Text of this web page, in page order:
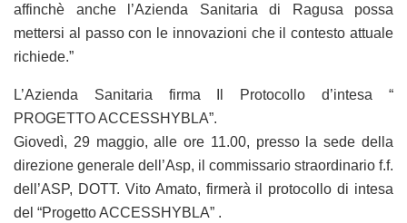
affinchè anche l’Azienda Sanitaria di Ragusa possa
mettersi al passo con le innovazioni che il contesto attuale
richiede.”
L’Azienda Sanitaria firma Il Protocollo d’intesa “
PROGETTO ACCESSHYBLA”.
Giovedì, 29 maggio, alle ore 11.00, presso la sede della
direzione generale dell’Asp, il commissario straordinario f.f.
dell’ASP, DOTT. Vito Amato, firmerà il protocollo di intesa
del “Progetto ACCESSHYBLA” .